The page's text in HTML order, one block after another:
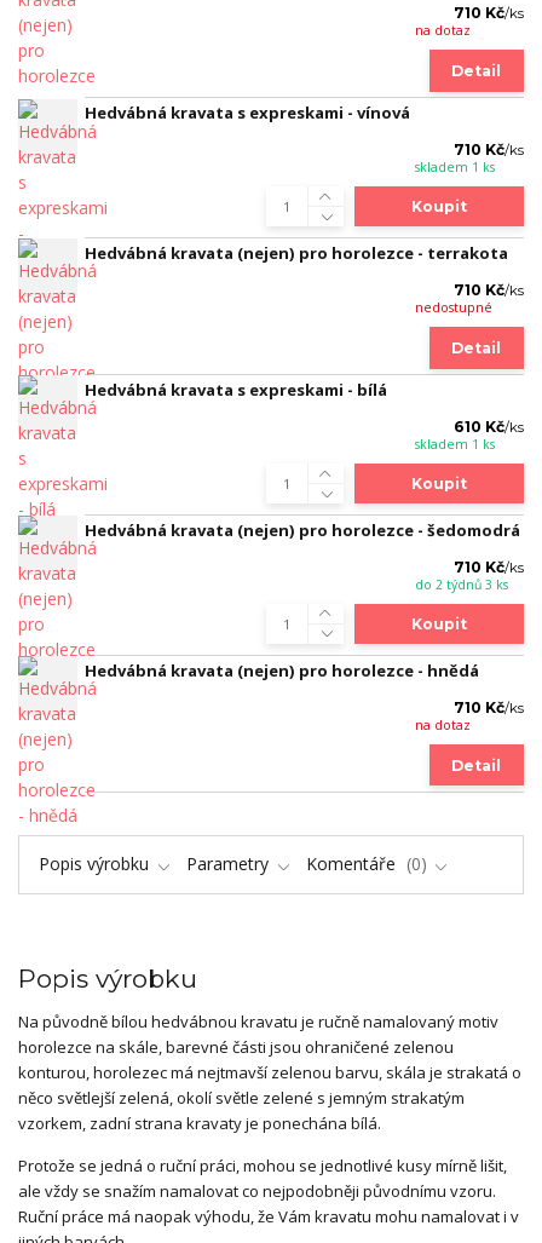
710 Kč/ks
na dotaz
Detail
Hedvábná kravata s expreskami - vínová
710 Kč/ks
skladem 1 ks
Koupit
Hedvábná kravata (nejen) pro horolezce - terrakota
710 Kč/ks
nedostupné
Detail
Hedvábná kravata s expreskami - bílá
610 Kč/ks
skladem 1 ks
Koupit
Hedvábná kravata (nejen) pro horolezce - šedomodrá
710 Kč/ks
do 2 týdnů 3 ks
Koupit
Hedvábná kravata (nejen) pro horolezce - hnědá
710 Kč/ks
na dotaz
Detail
Popis výrobku Parametry Komentáře 0
Popis výrobku
Na původně bílou hedvábnou kravatu je ručně namalovaný motiv
horolezce na skále, barevné části jsou ohraničené zelenou
konturou, horolezec má nejtmavší zelenou barvu, skála je strakatá o
něco světlejší zelená, okolí světle zelené s jemným strakatým
vzorkem, zadní strana kravaty je ponechána bílá.
Protože se jedná o ruční práci, mohou se jednotlivé kusy mírně lišit,
ale vždy se snažím namalovat co nejpodobněji původnímu vzoru.
Ruční práce má naopak výhodu, že Vám kravatu mohu namalovat i v